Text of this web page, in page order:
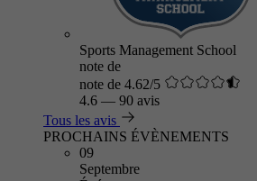
Sports Management School
note de
note de 4.62/5
4.6 — 90 avis
Tous les avis
PROCHAINS ÉVÈNEMENTS
09
Septembre